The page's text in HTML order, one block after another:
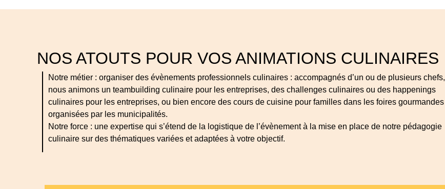
NOS ATOUTS POUR VOS ANIMATIONS CULINAIRES
Notre métier : organiser des évènements professionnels culinaires : accompagnés d’un ou de plusieurs chefs,
nous animons un teambuilding culinaire pour les entreprises, des challenges culinaires ou des happenings
culinaires pour les entreprises, ou bien encore des cours de cuisine pour familles dans les foires gourmandes
organisées par les municipalités.
Notre force : une expertise qui s’étend de la logistique de l’évènement à la mise en place de notre pédagogie
culinaire sur des thématiques variées et adaptées à votre objectif.